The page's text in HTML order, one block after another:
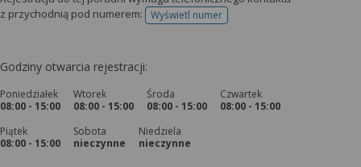
z przychodnią pod numerem:
Wyświetl numertelefonu do rejestracji
Godziny otwarcia rejestracji:
Poniedziałek
08:00 - 15:00
Wtorek
08:00 - 15:00
Środa
08:00 - 15:00
Czwartek
08:00 - 15:00
Piątek
08:00 - 15:00
Sobota
nieczynne
Niedziela
nieczynne